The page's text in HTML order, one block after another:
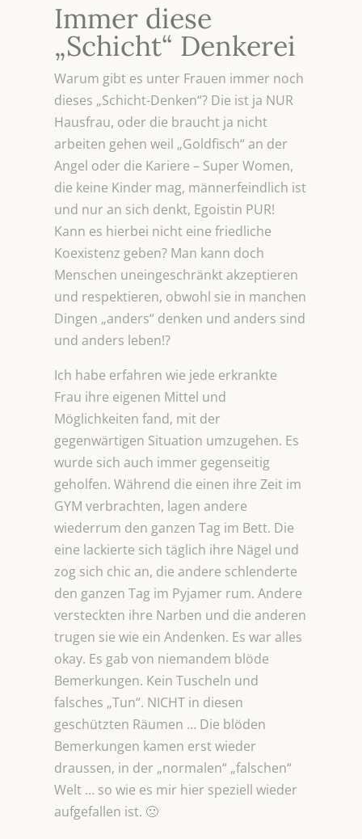
Immer diese
„Schicht“ Denkerei
Warum gibt es unter Frauen immer noch
dieses „Schicht-Denken“? Die ist ja NUR
Hausfrau, oder die braucht ja nicht
arbeiten gehen weil „Goldfisch“ an der
Angel oder die Kariere – Super Women,
die keine Kinder mag, männerfeindlich ist
und nur an sich denkt, Egoistin PUR!
Kann es hierbei nicht eine friedliche
Koexistenz geben? Man kann doch
Menschen uneingeschränkt akzeptieren
und respektieren, obwohl sie in manchen
Dingen „anders“ denken und anders sind
und anders leben!?
Ich habe erfahren wie jede erkrankte
Frau ihre eigenen Mittel und
Möglichkeiten fand, mit der
gegenwärtigen Situation umzugehen. Es
wurde sich auch immer gegenseitig
geholfen. Während die einen ihre Zeit im
GYM verbrachten, lagen andere
wiederrum den ganzen Tag im Bett. Die
eine lackierte sich täglich ihre Nägel und
zog sich chic an, die andere schlenderte
den ganzen Tag im Pyjamer rum. Andere
versteckten ihre Narben und die anderen
trugen sie wie ein Andenken. Es war alles
okay. Es gab von niemandem blöde
Bemerkungen. Kein Tuscheln und
falsches „Tun“. NICHT in diesen
geschützten Räumen … Die blöden
Bemerkungen kamen erst wieder
draussen, in der „normalen“ „falschen“
Welt … so wie es mir hier speziell wieder
aufgefallen ist. 🙁